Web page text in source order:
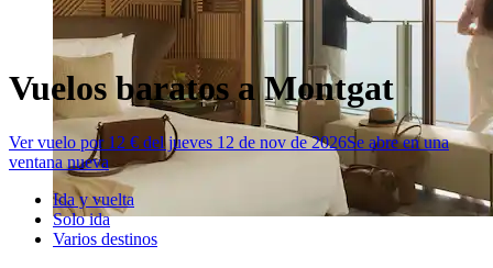
Vuelos baratos a Montgat
Ver vuelo por 12 € del jueves 12 de nov de 2026Se abre en una
ventana nueva
Ida y vuelta
Solo ida
Varios destinos